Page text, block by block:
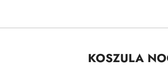
KOSZULA